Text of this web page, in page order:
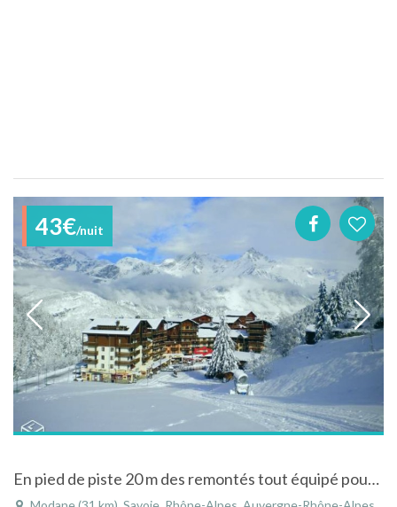
43€/nuit
En pied de piste 20 m des remontés tout équipé pour 5 personnes retour à skis